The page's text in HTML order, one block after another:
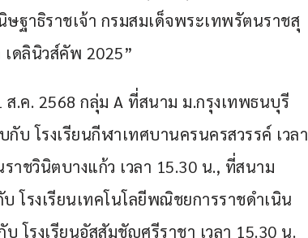
ฐาธิราชเจ้า กรมสมเด็จพระเทพรัตนราชสุ
ดลินิวส์คัพ 2025”
.ค. 2568 กลุ่ม A ที่สนาม ม.กรุงเทพธนบุรี
บ โรงเรียนกีฬาเทศบานครนครสวรรค์ เวลา
าชวินิตบางแก้ว เวลา 15.30 น., ที่สนาม
โรงเรียนเทคโนโลยีพณิชยการราชดำเนิน
โรงเรียนอัสสัมชัญศรีราชา เวลา 15.30 น.